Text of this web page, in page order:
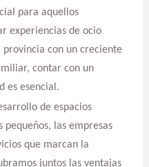
para aquellos
experiencias de ocio
provincia con un creciente
contar con un
es esencial.
de espacios
pequeños, las empresas
que marcan la
juntos las ventajas